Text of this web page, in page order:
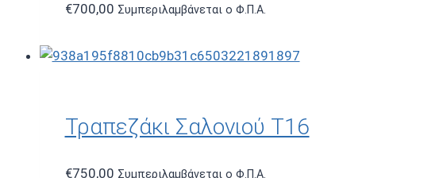
€700,00 Συμπεριλαμβάνεται ο Φ.Π.Α.
Τραπεζάκι Σαλονιού T16
€750,00 Συμπεριλαμβάνεται ο Φ.Π.Α.